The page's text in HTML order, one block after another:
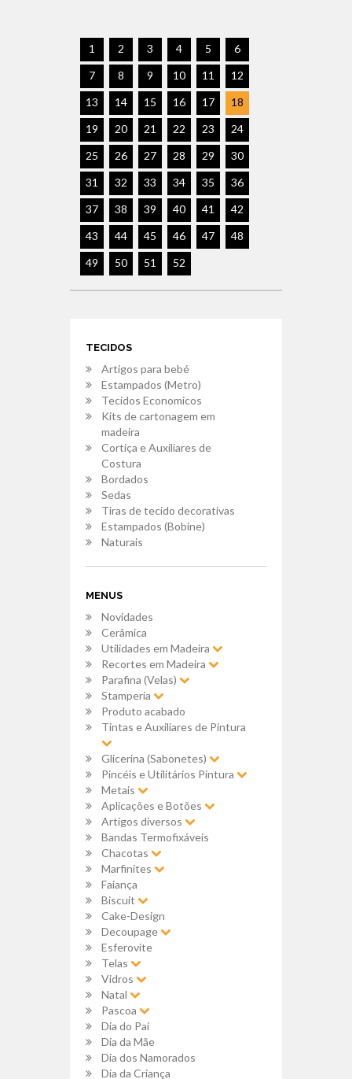
1 2 3 4 5
6
7
8 9 10 11
12
13
14 15 16 17
18
19
20 21 22 23
24
25
26 27 28 29
30
31
32 33 34 35
36
37
38 39 40 41
42
43
44 45 46 47
48
49
50 51 52
TECIDOS
Artigos para bebé
Estampados (Metro)
Tecidos Economicos
Kits de cartonagem em
madeira
Cortiça e Auxiliares de
Costura
Bordados
Sedas
Tiras de tecido decorativas
Estampados (Bobine)
Naturais
MENUS
Novidades
Cerâmica
Utilidades em Madeira
Recortes em Madeira
Parafina (Velas)
Stamperia
Produto acabado
Tintas e Auxiliares de Pintura
Glicerina (Sabonetes)
Pincéis e Utilitários Pintura
Metais
Aplicações e Botões
Artigos diversos
Bandas Termofixáveis
Chacotas
Marfinites
Faiança
Biscuit
Cake-Design
Decoupage
Esferovite
Telas
Vidros
Natal
Pascoa
Dia do Pai
Dia da Mãe
Dia dos Namorados
Dia da Criança